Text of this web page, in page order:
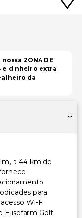
nossa ZONA DE
e dinheiro extra
da
a 44 km de
para
Wi-Fi
Elisefarm Golf